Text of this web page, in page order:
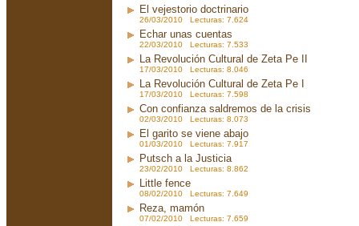
El vejestorio doctrinario
26/03/2010 Lecturas: 7.624
Echar unas cuentas
22/03/2010 Lecturas: 7.533
La Revolución Cultural de Zeta Pe II
17/03/2010 Lecturas: 8.046
La Revolución Cultural de Zeta Pe I
17/03/2010 Lecturas: 7.598
Con confianza saldremos de la crisis
02/03/2010 Lecturas: 8.073
El garito se viene abajo
01/03/2010 Lecturas: 7.917
Putsch a la Justicia
23/02/2010 Lecturas: 8.862
Little fence
08/02/2010 Lecturas: 7.649
Reza, mamón
07/02/2010 Lecturas: 7.659